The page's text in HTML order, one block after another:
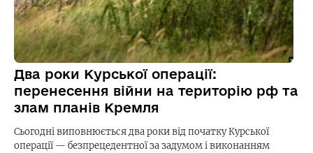
Два роки Курської операції:
перенесення війни на територію рф та
злам планів Кремля
Сьогодні виповнюється два роки від початку Курської
операції — безпрецедентної за задумом і виконанням